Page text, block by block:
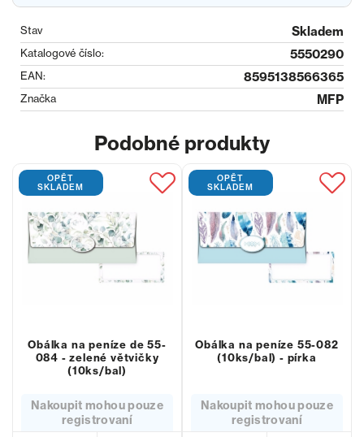
Stav Skladem
Katalogové číslo: 5550290
EAN: 8595138566365
Značka MFP
Podobné produkty
OPĚT
SKLADEM
Obálka na peníze de 55-
084 - zelené větvičky
(10ks/bal)
Nakoupit mohou pouze
registrovaní
OPĚT
SKLADEM
Obálka na peníze 55-082
(10ks/bal) - pírka
Nakoupit mohou pouze
registrovaní